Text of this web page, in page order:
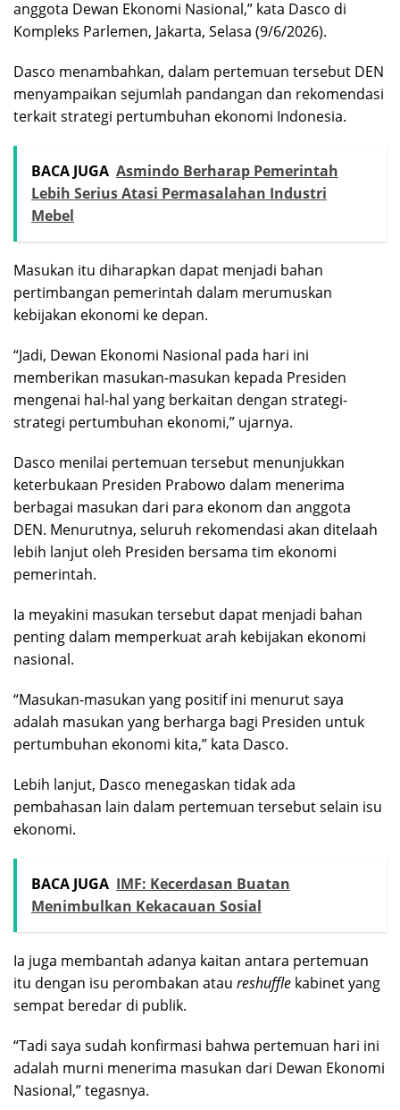
anggota Dewan Ekonomi Nasional,” kata Dasco di
Kompleks Parlemen, Jakarta, Selasa (9/6/2026).
Dasco menambahkan, dalam pertemuan tersebut DEN
menyampaikan sejumlah pandangan dan rekomendasi
terkait strategi pertumbuhan ekonomi Indonesia.
BACA JUGA Asmindo Berharap Pemerintah
Lebih Serius Atasi Permasalahan Industri
Mebel
Masukan itu diharapkan dapat menjadi bahan
pertimbangan pemerintah dalam merumuskan
kebijakan ekonomi ke depan.
“Jadi, Dewan Ekonomi Nasional pada hari ini
memberikan masukan-masukan kepada Presiden
mengenai hal-hal yang berkaitan dengan strategi-
strategi pertumbuhan ekonomi,” ujarnya.
Dasco menilai pertemuan tersebut menunjukkan
keterbukaan Presiden Prabowo dalam menerima
berbagai masukan dari para ekonom dan anggota
DEN. Menurutnya, seluruh rekomendasi akan ditelaah
lebih lanjut oleh Presiden bersama tim ekonomi
pemerintah.
Ia meyakini masukan tersebut dapat menjadi bahan
penting dalam memperkuat arah kebijakan ekonomi
nasional.
“Masukan-masukan yang positif ini menurut saya
adalah masukan yang berharga bagi Presiden untuk
pertumbuhan ekonomi kita,” kata Dasco.
Lebih lanjut, Dasco menegaskan tidak ada
pembahasan lain dalam pertemuan tersebut selain isu
ekonomi.
BACA JUGA IMF: Kecerdasan Buatan
Menimbulkan Kekacauan Sosial
Ia juga membantah adanya kaitan antara pertemuan
itu dengan isu perombakan atau reshuffle kabinet yang
sempat beredar di publik.
“Tadi saya sudah konfirmasi bahwa pertemuan hari ini
adalah murni menerima masukan dari Dewan Ekonomi
Nasional,” tegasnya.